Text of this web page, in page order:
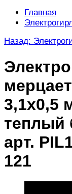
Главная
Назад:
3,1х0,5
теплый
арт.
121